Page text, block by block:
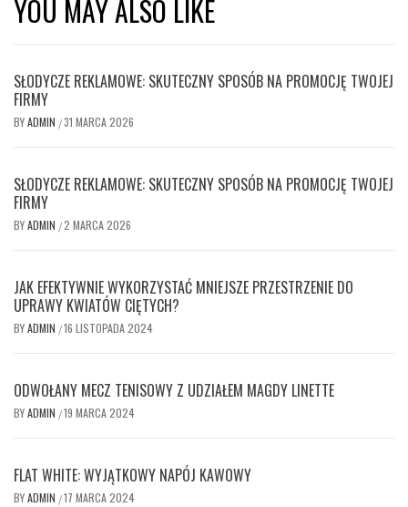
YOU MAY ALSO LIKE
SŁODYCZE REKLAMOWE: SKUTECZNY SPOSÓB NA PROMOCJĘ TWOJEJ
FIRMY
BYADMIN /31 MARCA 2026
SŁODYCZE REKLAMOWE: SKUTECZNY SPOSÓB NA PROMOCJĘ TWOJEJ
FIRMY
BYADMIN /2 MARCA 2026
JAK EFEKTYWNIE WYKORZYSTAĆ MNIEJSZE PRZESTRZENIE DO
UPRAWY KWIATÓW CIĘTYCH?
BYADMIN /16 LISTOPADA 2024
ODWOŁANY MECZ TENISOWY Z UDZIAŁEM MAGDY LINETTE
BYADMIN /19 MARCA 2024
FLAT WHITE: WYJĄTKOWY NAPÓJ KAWOWY
BYADMIN /17 MARCA 2024